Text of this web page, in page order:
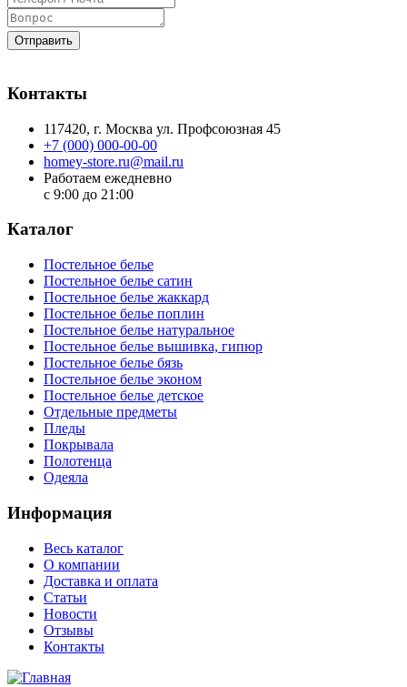
Отправить
Контакты
117420, г. Москва ул. Профсоюзная 45
+7 (000) 000-00-00
homey-store.ru@mail.ru
Работаем ежедневно
с 9:00 до 21:00
Каталог
Постельное белье
Постельное белье сатин
Постельное белье жаккард
Постельное белье поплин
Постельное белье натуральное
Постельное белье вышивка, гипюр
Постельное белье бязь
Постельное белье эконом
Постельное белье детское
Отдельные предметы
Пледы
Покрывала
Полотенца
Одеяла
Информация
Весь каталог
О компании
Доставка и оплата
Статьи
Новости
Отзывы
Контакты